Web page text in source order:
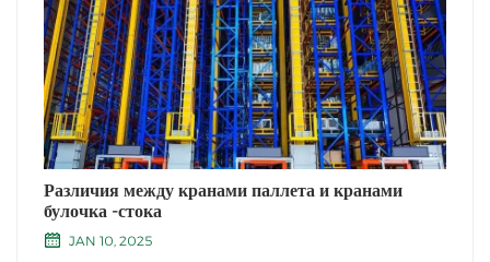
Различия между кранами паллета и кранами
булочка -стока
JAN 10, 2025